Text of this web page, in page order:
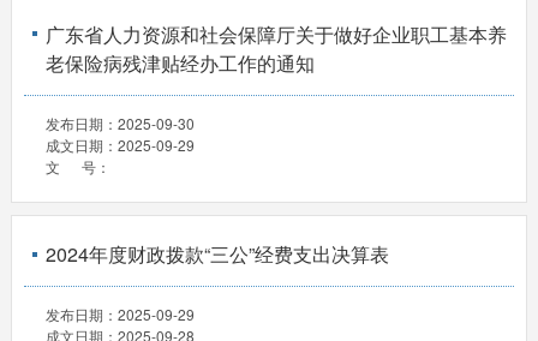
广东省人力资源和社会保障厅关于做好企业职工基本养
老保险病残津贴经办工作的通知
发布日期： 2025-09-30
成文日期： 2025-09-29
文 号：
2024年度财政拨款“三公”经费支出决算表
发布日期： 2025-09-29
成文日期： 2025-09-28